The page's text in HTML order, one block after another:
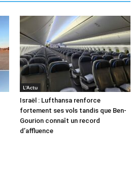
L'Actu
Israël : Lufthansa renforce
fortement ses vols tandis que Ben-
Gourion connaît un record
d’affluence